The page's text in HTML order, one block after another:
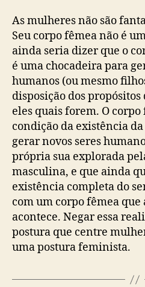
As mulheres não são
Seu corpo fêmea não é
ainda seria dizer que o
é uma chocadeira para
humanos (ou mesmo
disposição dos propósitos
eles quais forem. O
condição da existência
gerar novos seres
própria sua explorada
masculina, e que ainda
existência completa do
com um corpo fêmea
acontece. Negar essa
postura que centre
uma postura feminista.